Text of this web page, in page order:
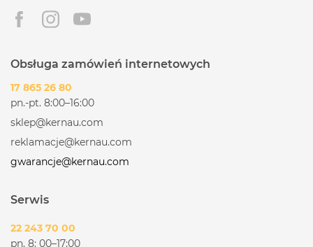
Obsługa zamówień internetowych
17 865 26 80
pn.-pt. 8:00–16:00
sklep@kernau.com
reklamacje@kernau.com
gwarancje@kernau.com
Serwis
22 243 70 00
pn. 8: 00–17:00